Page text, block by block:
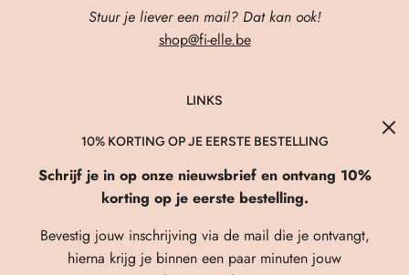
Stuur je liever een mail? Dat kan ook!
shop@fi-elle.be
LINKS
About Us
Verzenden & Retourneren
FAQ
Privacybeleid
Algemene Voorwaarden
10% KORTING OP JE EERSTE BESTELLING
Schrijf je in op onze nieuwsbrief en ontvang 10%
korting op je eerste bestelling.
Bevestig jouw inschrijving via de mail die je ontvangt,
hierna krijg je binnen een paar minuten jouw